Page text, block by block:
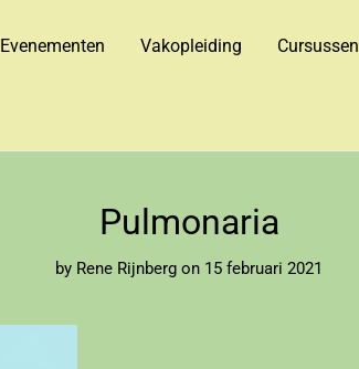
Evenementen Vakopleiding Cursussen
Pulmonaria
by Rene Rijnberg on 15 februari 2021